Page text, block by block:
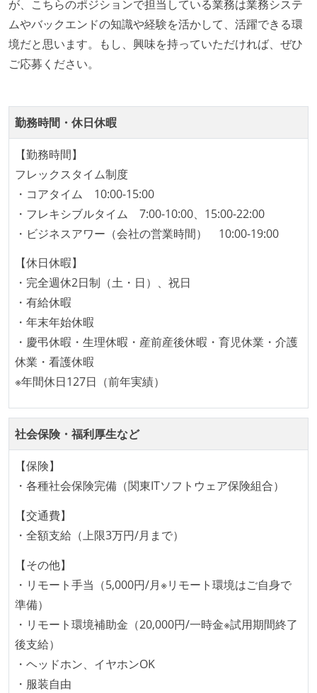
が、こちらのポジションで担当している業務は業務システ
ムやバックエンドの知識や経験を活かして、活躍できる環
境だと思います。もし、興味を持っていただければ、ぜひ
ご応募ください。
勤務時間・休日休暇
【勤務時間】
フレックスタイム制度
・コアタイム 10:00-15:00
・フレキシブルタイム 7:00-10:00、15:00-22:00
・ビジネスアワー（会社の営業時間） 10:00-19:00
【休日休暇】
・完全週休2日制（土・日）、祝日
・有給休暇
・年末年始休暇
・慶弔休暇・生理休暇・産前産後休暇・育児休業・介護
休業・看護休暇
※年間休日127日（前年実績）
社会保険・福利厚生など
【保険】
・各種社会保険完備（関東ITソフトウェア保険組合）
【交通費】
・全額支給（上限3万円/月まで）
【その他】
・リモート手当（5,000円/月※リモート環境はご自身で
準備）
・リモート環境補助金（20,000円/一時金※試用期間終了
後支給）
・ヘッドホン、イヤホンOK
・服装自由